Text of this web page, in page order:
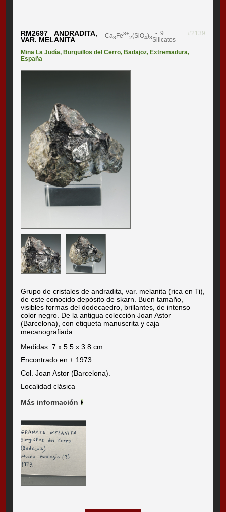
RM2697 ANDRADITA,
VAR. MELANITA
Ca3Fe3+
2(SiO4)3
- 9.
Silicatos
#2139
Mina La Judía,Burguillos del Cerro,Badajoz,Extremadura,
España
Grupo de cristales de andradita, var. melanita (rica en Ti),
de este conocido depósito de skarn. Buen tamaño,
visibles formas del dodecaedro, brillantes, de intenso
color negro. De la antigua colección Joan Astor
(Barcelona), con etiqueta manuscrita y caja
mecanografiada.
Medidas: 7 x 5.5 x 3.8 cm.
Encontrado en ± 1973.
Col. Joan Astor (Barcelona).
Localidad clásica
Más información